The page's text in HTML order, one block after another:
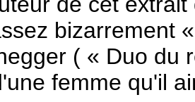
bizarrement
( « Duo du
femme qu'il